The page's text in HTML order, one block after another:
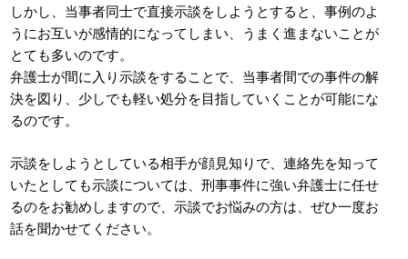
しかし、当事者同士で直接示談をしようとすると、事例のよ
うにお互いが感情的になってしまい、うまく進まないことが
とても多いのです。
弁護士が間に入り示談をすることで、当事者間での事件の解
決を図り、少しでも軽い処分を目指していくことが可能にな
るのです。
示談をしようとしている相手が顔見知りで、連絡先を知って
いたとしても示談については、刑事事件に強い弁護士に任せ
るのをお勧めしますので、示談でお悩みの方は、ぜひ一度お
話を聞かせてください。